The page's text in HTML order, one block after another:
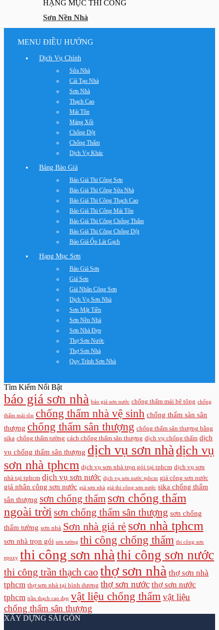
HẠNG MỤC THI CÔNG
Sơn Nền Nhà
MENU ĐIỀU HƯỚNG
Dịch Vụ Chính
Sửa Nhà
Cải Tạo Nhà
Sơn Nhà
Thạch Cao
Mái Tôn
Máng Xối
Chống Dột
Chống Thấm
Dịch Vụ Khác
Bảng Báo Giá
Báo Giá Thi Công Sơn
Báo Giá Thi Công Sửa Nhà
Báo Giá Thi Công Thạch Cao
Báo Giá Thi Công Mái Tôn
Báo Giá Thi Công Chống Thấm
Báo Giá Thi Công Chống Dột
Báo Giá Ốp Lát Gạch
Hạng Mục Sơn
Báo Giá Sơn
Giá Sơn
Giá Nhân Công Sơn
Dịch Vụ Sơn Nhà
Sơn Mặt Tiền
Sơn Nền Nhà
Sơn Nhà Đẹp
Thợ Sơn Nước
Thợ Sơn Nhà
Quy Trình Sơn Nhà
Tìm Kiếm Nổi Bật
báo giá sơn nhà báo giá sơn nước chống thấm mái bê tông chống
thấm mái tôn chống thấm nhà vệ sinh chống thấm sàn sân
thượng chống thấm sân thượng chống thấm sân thượng bằng
sika chống thấm tường cách chống thấm sân thượng dịch vụ chống thấm dịch
vụ chống thấm sân thượng dịch vụ sơn nhà dịch vụ
sơn nhà tphcm dịch vụ sơn nhà trọn gói tại tphcm dịch vụ sơn
nhà tại tphcm dịch vụ sơn nước dịch vụ sơn nước tphcm giá công sơn nước
giá nhân công sơn nước giá sơn nhà giá thi công sơn nước sika chống thấm
sân thượng sơn chống thấm sơn chống thấm
ngoài trời sơn chống thấm sân thượng sơn chống
thấm tường sơn nhà Sơn nhà giá rẻ sơn nhà tphcm
sơn nhà trọn gói sơn tường thi công chống thấm thi công sơn
epoxy thi công sơn nhà thi công sơn nước
thi công trần thạch cao thợ sơn nhà thợ sơn nhà
tphcm thợ sơn nhà tại bình dương thợ sơn nước thợ sơn nước
tphcm trần thạch cao đẹp vật liệu chống thấm vật liệu
chống thấm sân thượng
XÂY DỰNG SÀI GÒN